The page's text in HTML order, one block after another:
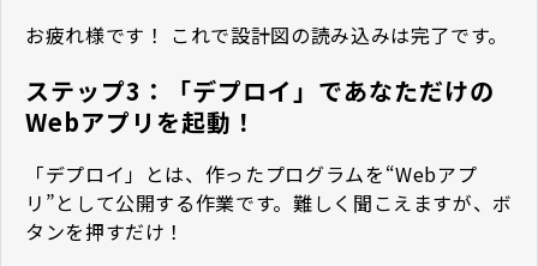
お疲れ様です！ これで設計図の読み込みは完了です。
ステップ3：「デプロイ」であなただけの
Webアプリを起動！
「デプロイ」とは、作ったプログラムを“Webアプ
リ”として公開する作業です。難しく聞こえますが、ボ
タンを押すだけ！